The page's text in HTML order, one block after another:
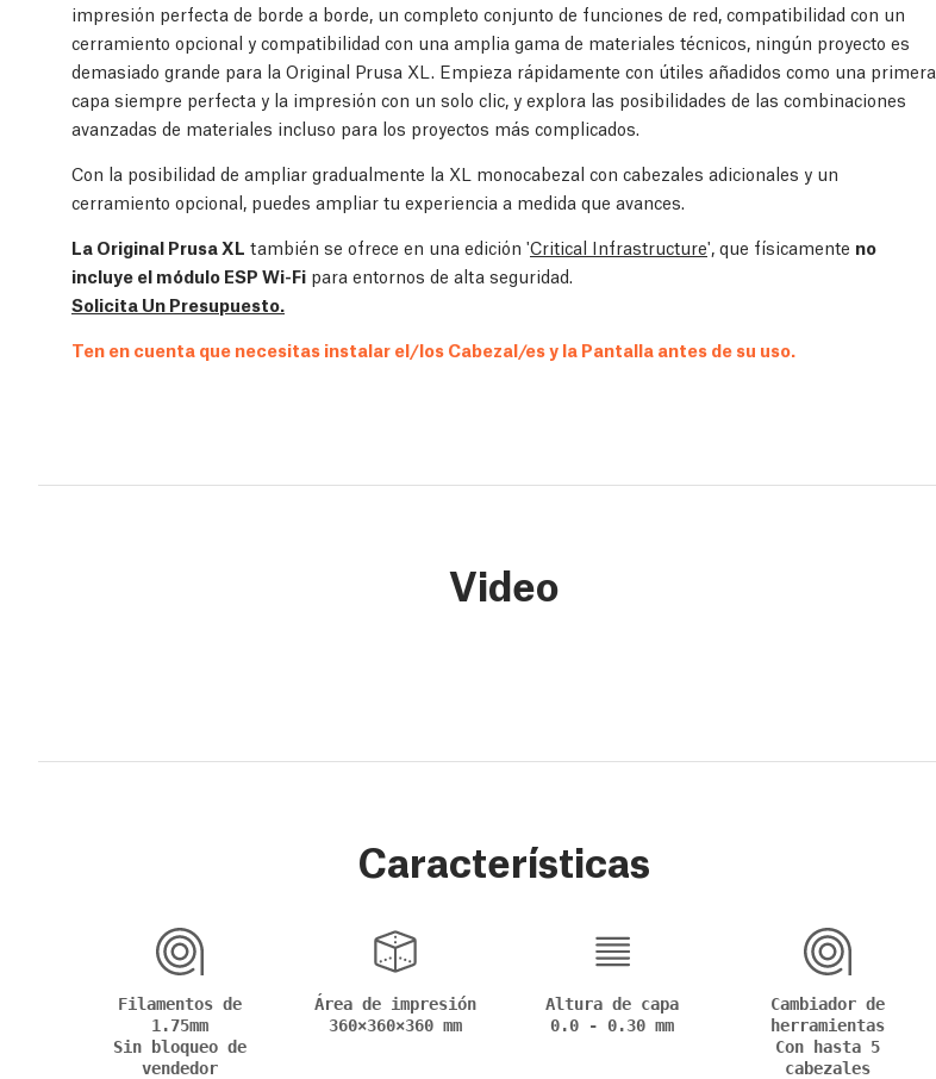
impresión perfecta de borde a borde, un completo conjunto de funciones de red, compatibilidad con un
cerramiento opcional y compatibilidad con una amplia gama de materiales técnicos, ningún proyecto es
demasiado grande para la Original Prusa XL. Empieza rápidamente con útiles añadidos como una primera
capa siempre perfecta y la impresión con un solo clic, y explora las posibilidades de las combinaciones
avanzadas de materiales incluso para los proyectos más complicados.
Con la posibilidad de ampliar gradualmente la XL monocabezal con cabezales adicionales y un
cerramiento opcional, puedes ampliar tu experiencia a medida que avances.
La Original Prusa XL también se ofrece en una edición 'Critical Infrastructure', que físicamente no
incluye el módulo ESP Wi-Fi para entornos de alta seguridad.
Solicita Un Presupuesto.
Ten en cuenta que necesitas instalar el/los Cabezal/es y la Pantalla antes de su uso.
Video
Características
Filamentos de
1.75mm
Sin bloqueo de
vendedor
Área de impresión
360×360×360 mm
Altura de capa
0.0 - 0.30 mm
Cambiador de
herramientas
Con hasta 5
cabezales